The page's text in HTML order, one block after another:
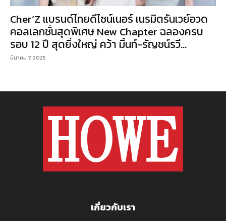
Cher’Z แบรนด์ไทยดีไซน์เนอร์ เนรมิตรันเวย์อวด
คอลเลกชั่นสุดพิเศษ New Chapter ฉลองครบ
รอบ 12 ปี สุดยิ่งใหญ่ คว้า มิ้นท์-รัญชน์รวี...
มีนาคม 7, 2025
เกี่ยวกับเรา